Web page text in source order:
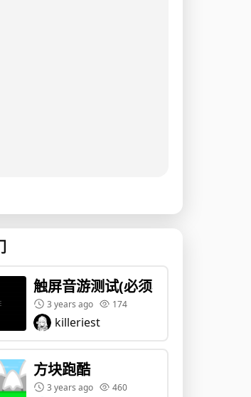
触屏音游测试(必须小窗)
3 years ago 174
killeriest
方块跑酷
3 years ago 460